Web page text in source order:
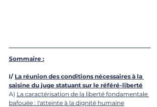
Sommaire :
I/ La réunion des conditions nécessaires à la
saisine du juge statuant sur le référé-liberté
A) La caractérisation de la liberté fondamentale
bafouée : l'atteinte à la dignité humaine